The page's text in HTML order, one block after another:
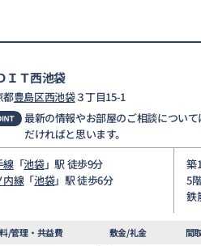
ＩＴ西池袋
都豊島区西池袋３丁目15-1
最新の情報やお部屋のご相談につい
だければと思います。
線「池袋」駅 徒歩9分
内線「池袋」駅 徒歩6分
築
5
鉄
/管理・共益費 敷金/礼金 間